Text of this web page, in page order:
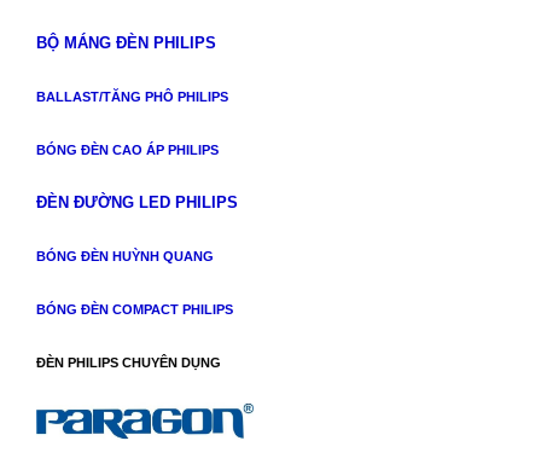
BỘ MÁNG ĐÈN PHILIPS
BALLAST/TĂNG PHÔ PHILIPS
BÓNG ĐÈN CAO ÁP PHILIPS
ĐÈN ĐƯỜNG LED PHILIPS
BÓNG ĐÈN HUỲNH QUANG
BÓNG ĐÈN COMPACT PHILIPS
ĐÈN PHILIPS CHUYÊN DỤNG